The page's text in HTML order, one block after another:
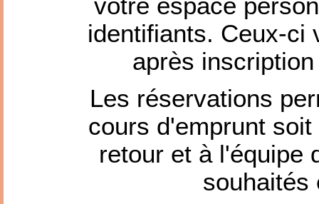
votre espace
identifiants. Ceux-ci
après
Les réservations
cours d'emprunt
retour et à l'équipe
souhaités